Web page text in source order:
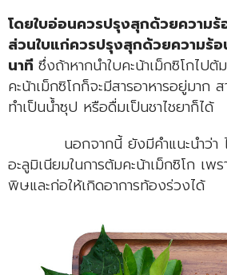
โดยใบอ่อนควรปรุงสุกด้วยความร้
ส่วนใบแก่ควรปรุงสุกด้วยความร้อ
นาที ซึ่งถ้าหากนำใบคะน้าเม็กซิโกไป
คะน้าเม็กซิโกก็จะมีสารอาหารอยู่มาก
ทำเป็นน้ำซุป หรือดื่มเป็นชาไชยาก็ได้
นอกจากนี้ ยังมีคำแนะนำว่า ไม่
อะลูมิเนียมในการต้มคะน้าเม็กซิโก เพ
พิษและก่อให้เกิดอาการท้องร่วงได้